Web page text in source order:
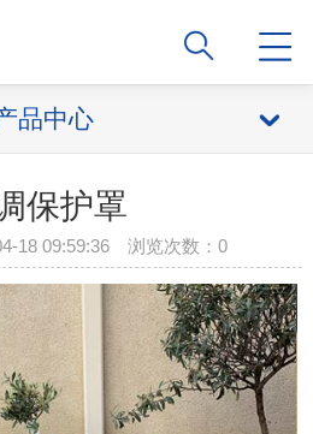
品中心
保护罩
18 09:59:36 浏览次数：0